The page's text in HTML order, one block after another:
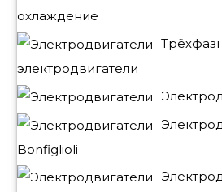
охлаждение
электродвигатели
Bonfiglioli